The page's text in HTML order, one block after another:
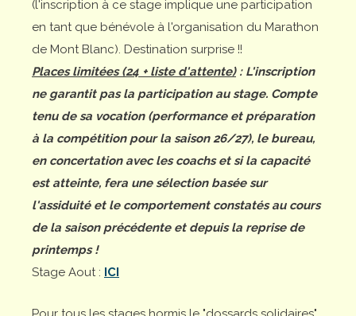
(l'inscription à ce stage implique une participation
en tant que bénévole à l'organisation du Marathon
de Mont Blanc). Destination surprise !!
Places limitées (24 + liste d'attente): L'inscription
ne garantit pas la participation au stage. Compte
tenu de sa vocation (performance et préparation
à la compétition pour la saison 26/27), le bureau,
en concertation avec les coachs et si la capacité
est atteinte, fera une sélection basée sur
l'assiduité et le comportement constatés au cours
de la saison précédente et depuis la reprise de
printemps !
Stage Aout : ICI